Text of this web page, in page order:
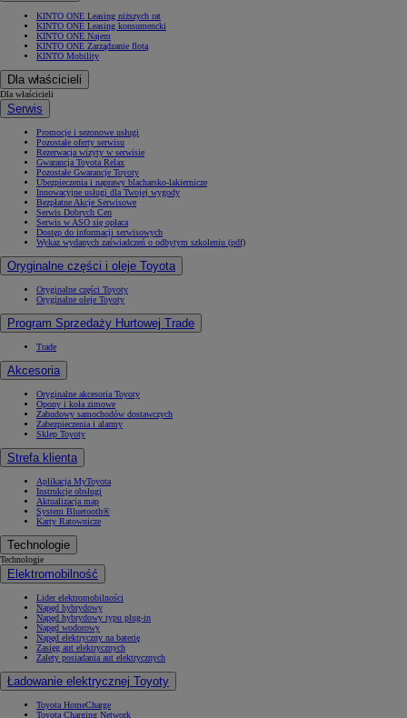
KINTO ONE Leasing niższych rat
KINTO ONE Leasing konsumencki
KINTO ONE Najem
KINTO ONE Zarządzanie flotą
KINTO Mobility
Dla właścicieli
Dla właścicieli
Serwis
Promocje i sezonowe usługi
Pozostałe oferty serwisu
Rezerwacja wizyty w serwisie
Gwarancja Toyota Relax
Pozostałe Gwarancje Toyoty
Ubezpieczenia i naprawy blacharsko-lakiernicze
Innowacyjne usługi dla Twojej wygody
Bezpłatne Akcje Serwisowe
Serwis Dobrych Cen
Serwis w ASO się opłaca
Dostęp do informacji serwisowych
Wykaz wydanych zaświadczeń o odbytym szkoleniu (pdf)
Oryginalne części i oleje Toyota
Oryginalne części Toyoty
Oryginalne oleje Toyoty
Program Sprzedaży Hurtowej Trade
Trade
Akcesoria
Oryginalne akcesoria Toyoty
Opony i koła zimowe
Zabudowy samochodów dostawczych
Zabezpieczenia i alarmy
Sklep Toyoty
Strefa klienta
Aplikacja MyToyota
Instrukcje obsługi
Aktualizacja map
System Bluetooth®
Karty Ratownicze
Technologie
Technologie
Elektromobilność
Lider elektromobilności
Napęd hybrydowy
Napęd hybrydowy typu plug-in
Napęd wodorowy
Napęd elektryczny na baterię
Zasięg aut elektrycznych
Zalety posiadania aut elektrycznych
Ładowanie elektrycznej Toyoty
Toyota HomeCharge
Toyota Charging Network